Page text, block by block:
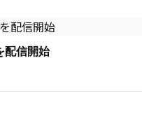
信開始